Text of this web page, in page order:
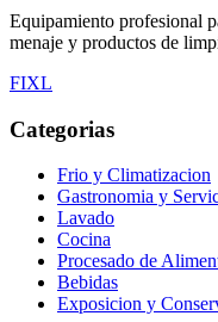
Equipamiento profesional
menaje y productos de
FIXL
Categorias
Frio y Climatizacion
Gastronomia y
Lavado
Cocina
Procesado de
Bebidas
Exposicion y